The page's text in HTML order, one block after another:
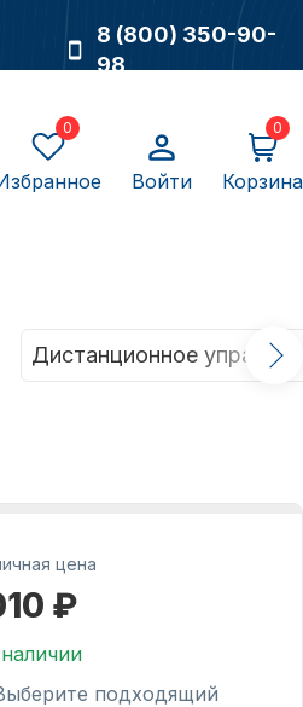
8 (800) 350-90-
98
0
Войти
0
Корзина
для лодочных
Дистанционное
цена
₽
подходящий